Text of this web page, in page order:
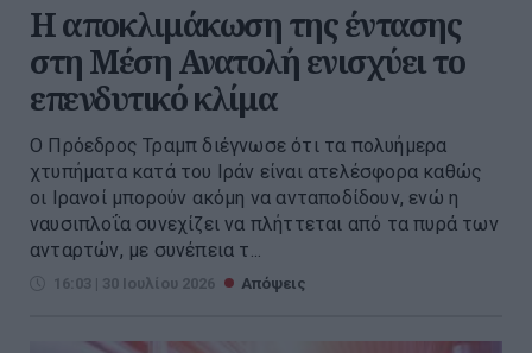
Η αποκλιμάκωση της έντασης
στη Μέση Ανατολή ενισχύει το
επενδυτικό κλίμα
Ο Πρόεδρος Τραμπ διέγνωσε ότι τα πολυήμερα
χτυπήματα κατά του Ιράν είναι ατελέσφορα καθώς
οι Ιρανοί μπορούν ακόμη να ανταποδίδουν, ενώ η
ναυσιπλοΐα συνεχίζει να πλήττεται από τα πυρά των
ανταρτών, με συνέπεια τ...
16:03 | 30 Ιουλίου 2026 Απόψεις